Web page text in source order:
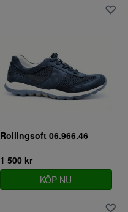
Rollingsoft 06.966.46
1 500 kr
KÖP NU